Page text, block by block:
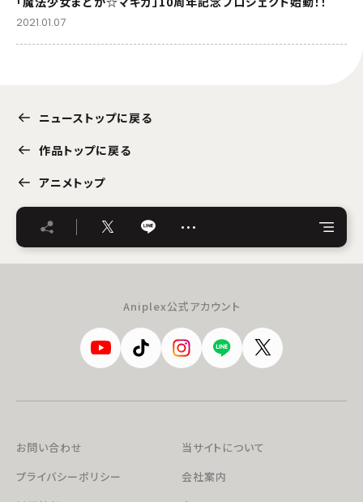
2021.01.07
ニューストップに戻る
作品トップに戻る
アニメトップ
…
Aniplex公式アカウント
お問い合わせ
当サイトについて
プライバシーポリシー
会社案内